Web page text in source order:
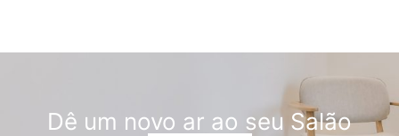
Dê um novo ar ao seu Salão